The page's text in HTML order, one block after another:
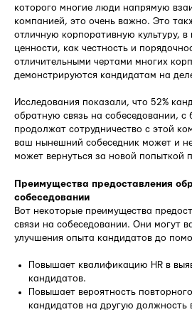
которого многие люди напрямую
компанией, это очень важно. Это
отличную корпоративную культуру, в
ценности, как честность и
отличительными чертами многих
демонстрируются кандидатам на
Исследования показали, что 52%
обратную связь на собеседовании, с
продолжат сотрудничество с этой
ваш нынешний собеседник может и
может вернуться за новой попыткой
Преимущества предоставления
собеседовании
Вот некоторые преимущества
связи на собеседовании. Они могут
улучшения опыта кандидатов до
Повышает квалификацию HR в
кандидатов.
Повышает вероятность
кандидатов на другую должность